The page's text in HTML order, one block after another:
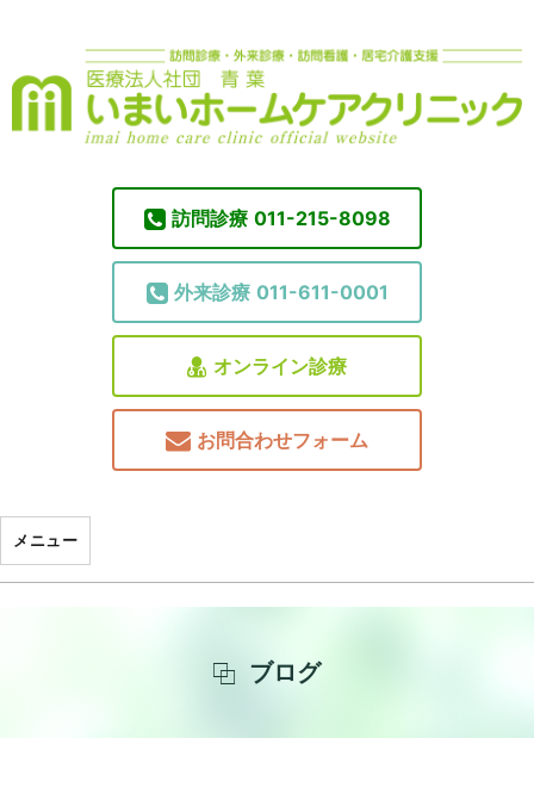
訪問診療 011-215-8098
外来診療 011-611-0001
オンライン診療
お問合わせフォーム
メニュー
ブログ